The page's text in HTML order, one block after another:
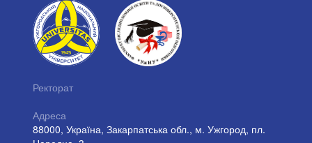
Ректорат
Адреса
88000, Україна, Закарпатська обл., м. Ужгород, пл.